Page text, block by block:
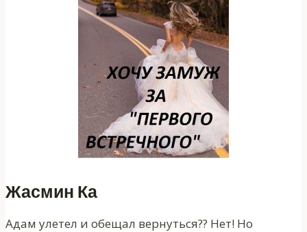
Жасмин Ка
Адам улетел и обещал вернуться?? Нет! Но